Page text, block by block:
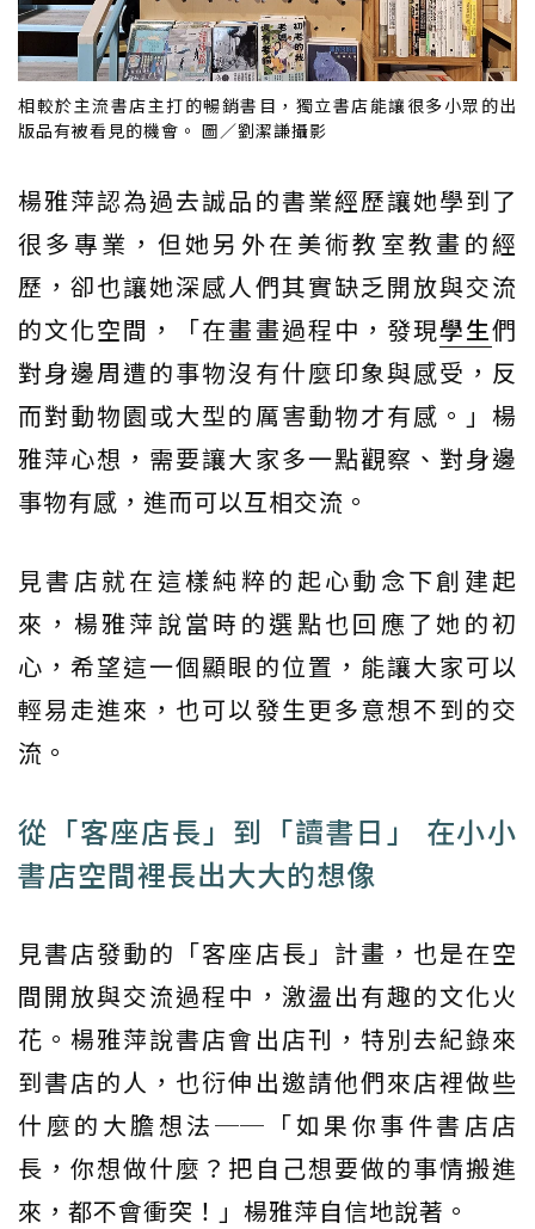
相較於主流書店主打的暢銷書目，獨立書店能讓很多小眾的出
版品有被看見的機會。 圖／劉潔謙攝影
楊雅萍認為過去誠品的書業經歷讓她學到了
很多專業，但她另外在美術教室教畫的經
歷，卻也讓她深感人們其實缺乏開放與交流
的文化空間，「在畫畫過程中，發現學生們
對身邊周遭的事物沒有什麼印象與感受，反
而對動物園或大型的厲害動物才有感。」楊
雅萍心想，需要讓大家多一點觀察、對身邊
事物有感，進而可以互相交流。
見書店就在這樣純粹的起心動念下創建起
來，楊雅萍說當時的選點也回應了她的初
心，希望這一個顯眼的位置，能讓大家可以
輕易走進來，也可以發生更多意想不到的交
流。
從「客座店長」到「讀書日」 在小小
書店空間裡長出大大的想像
見書店發動的「客座店長」計畫，也是在空
間開放與交流過程中，激盪出有趣的文化火
花。楊雅萍說書店會出店刊，特別去紀錄來
到書店的人，也衍伸出邀請他們來店裡做些
什麼的大膽想法──「如果你事件書店店
長，你想做什麼？把自己想要做的事情搬進
來，都不會衝突！」楊雅萍自信地說著。